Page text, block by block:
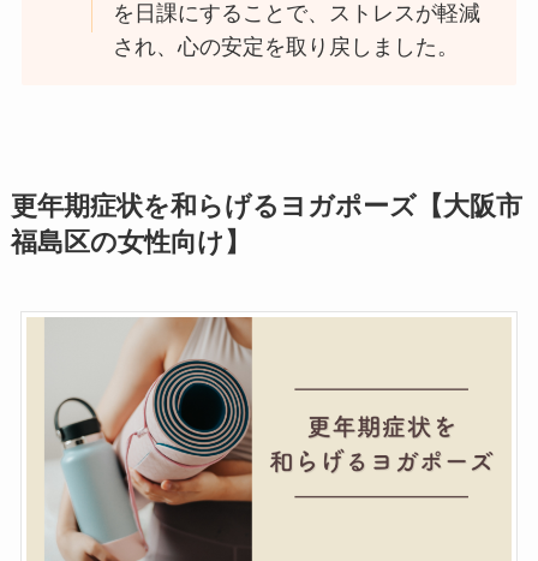
を日課にすることで、ストレスが軽減
され、心の安定を取り戻しました。
更年期症状を和らげるヨガポーズ【大阪市
福島区の女性向け】